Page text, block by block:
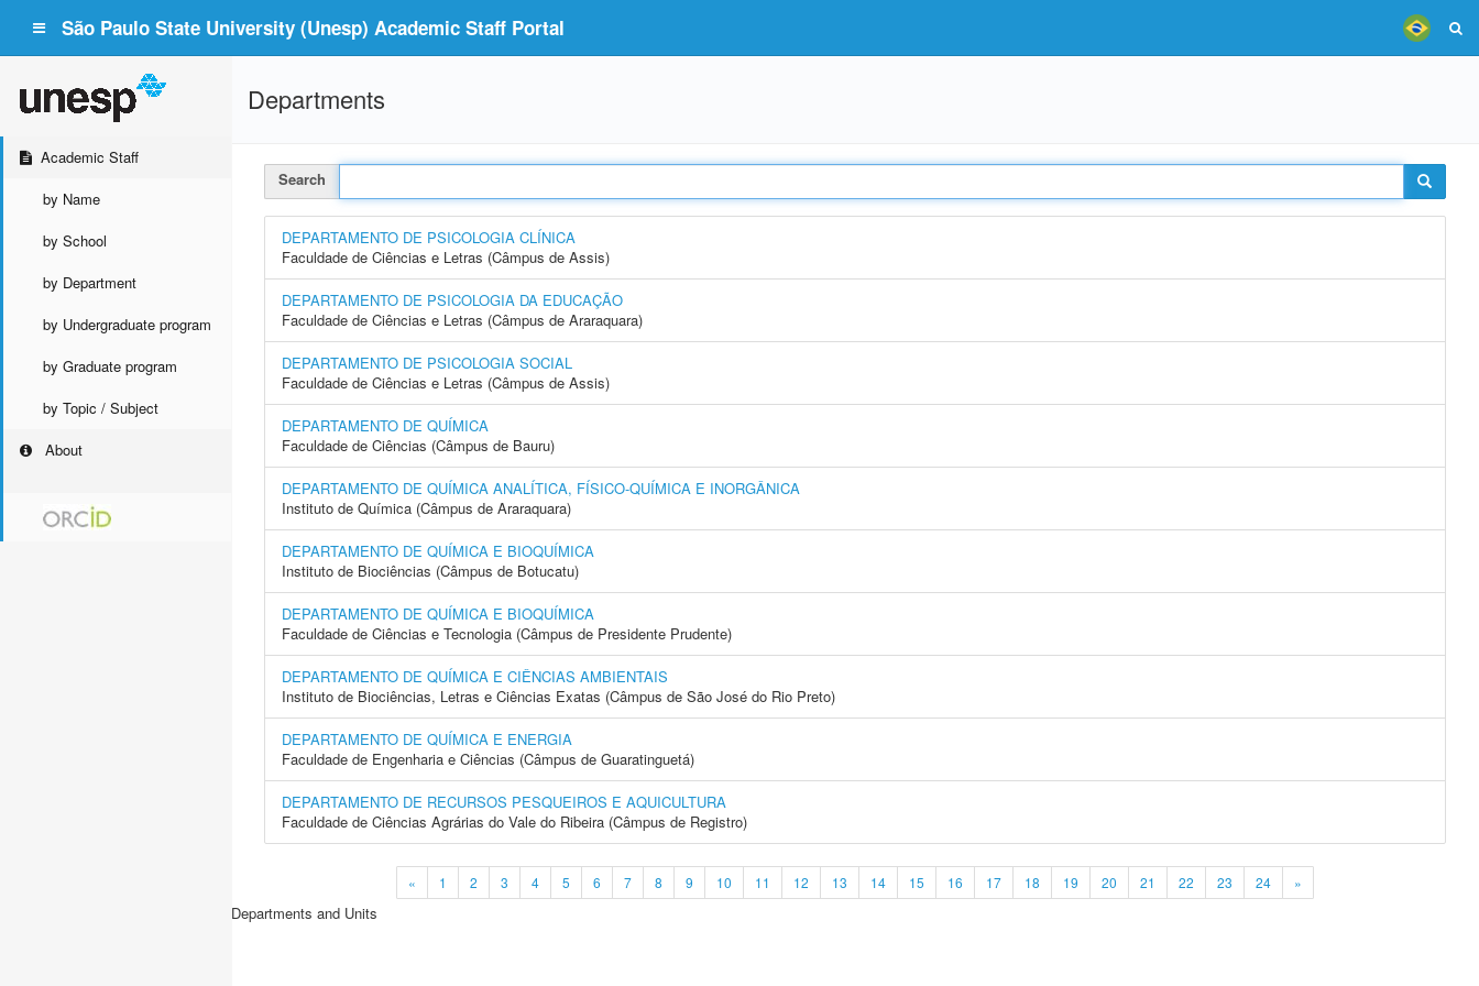
São Paulo State University (Unesp) Academic Staff Portal
Academic Staff
by Name
by School
by Department
by Undergraduate program
by Graduate program
by Topic / Subject
About
Departments
Search
DEPARTAMENTO DE PSICOLOGIA CLÍNICA
Faculdade de Ciências e Letras (Câmpus de Assis)
DEPARTAMENTO DE PSICOLOGIA DA EDUCAÇÃO
Faculdade de Ciências e Letras (Câmpus de Araraquara)
DEPARTAMENTO DE PSICOLOGIA SOCIAL
Faculdade de Ciências e Letras (Câmpus de Assis)
DEPARTAMENTO DE QUÍMICA
Faculdade de Ciências (Câmpus de Bauru)
DEPARTAMENTO DE QUÍMICA ANALÍTICA, FÍSICO-QUÍMICA E INORGÂNICA
Instituto de Química (Câmpus de Araraquara)
DEPARTAMENTO DE QUÍMICA E BIOQUÍMICA
Instituto de Biociências (Câmpus de Botucatu)
DEPARTAMENTO DE QUÍMICA E BIOQUÍMICA
Faculdade de Ciências e Tecnologia (Câmpus de Presidente Prudente)
DEPARTAMENTO DE QUÍMICA E CIÊNCIAS AMBIENTAIS
Instituto de Biociências, Letras e Ciências Exatas (Câmpus de São José do Rio Preto)
DEPARTAMENTO DE QUÍMICA E ENERGIA
Faculdade de Engenharia e Ciências (Câmpus de Guaratinguetá)
DEPARTAMENTO DE RECURSOS PESQUEIROS E AQUICULTURA
Faculdade de Ciências Agrárias do Vale do Ribeira (Câmpus de Registro)
« 1 2 3 4 5 6 7 8 9 10 11 12 13 14 15 16 17 18 19 20 21 22 23 24 »
Departments and Units